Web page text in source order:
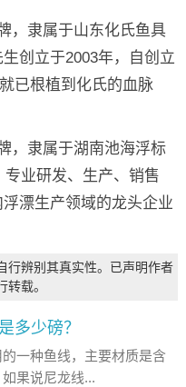
，隶属于山东化氏鱼具
创立于2003年，自创立
已根植到化氏的血脉
，隶属于湖南池海浮标
业研发、生产、销售
漂生产领域的龙头企业
行辨别其真实性。已声明作者
载。
多少磅？
一种鱼线，主要材质是含
果说尼龙线...